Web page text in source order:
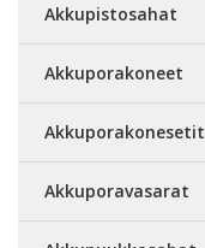
Akkupistosahat
Akkuporakoneet
Akkuporakonesetit
Akkuporavasarat